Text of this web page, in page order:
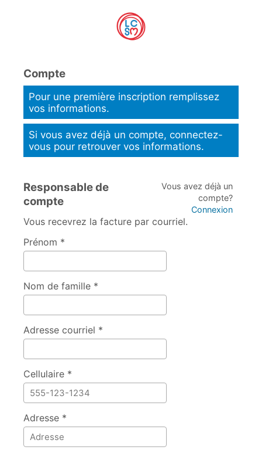
Compte
Pour une première inscription remplissez
vos informations.
Si vous avez déjà un compte, connectez-
vous pour retrouver vos informations.
Responsable de
compte
Vous avez déjà un
compte?
Connexion
Vous recevrez la facture par courriel.
Prénom *
Nom de famille *
Adresse courriel *
Cellulaire *
Adresse *